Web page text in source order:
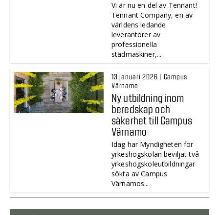
Vi är nu en del av Tennant!
Tennant Company, en av
världens ledande
leverantörer av
professionella
städmaskiner,...
13 januari 2026 | Campus
Värnamo
Ny utbildning inom
beredskap och
säkerhet till Campus
Värnamo
Idag har Myndigheten för
yrkeshögskolan beviljat två
yrkeshögskoleutbildningar
sökta av Campus
Värnamos...